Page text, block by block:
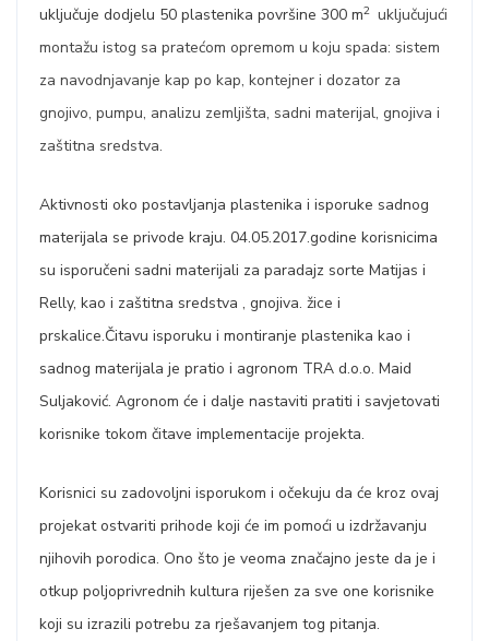
uključuje dodjelu 50 plastenika površine 300 m2 uključujući
montažu istog sa pratećom opremom u koju spada: sistem
za navodnjavanje kap po kap, kontejner i dozator za
gnojivo, pumpu, analizu zemljišta, sadni materijal, gnojiva i
zaštitna sredstva.
Aktivnosti oko postavljanja plastenika i isporuke sadnog
materijala se privode kraju. 04.05.2017.godine korisnicima
su isporučeni sadni materijali za paradajz sorte Matijas i
Relly, kao i zaštitna sredstva , gnojiva. žice i
prskalice.Čitavu isporuku i montiranje plastenika kao i
sadnog materijala je pratio i agronom TRA d.o.o. Maid
Suljaković. Agronom će i dalje nastaviti pratiti i savjetovati
korisnike tokom čitave implementacije projekta.
Korisnici su zadovoljni isporukom i očekuju da će kroz ovaj
projekat ostvariti prihode koji će im pomoći u izdržavanju
njihovih porodica. Ono što je veoma značajno jeste da je i
otkup poljoprivrednih kultura riješen za sve one korisnike
koji su izrazili potrebu za rješavanjem tog pitanja.